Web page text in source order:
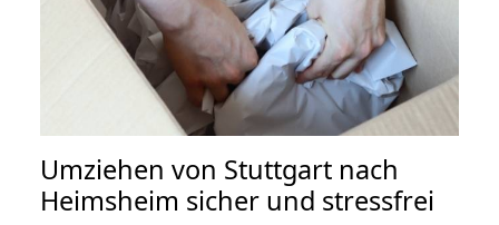
Umziehen von Stuttgart nach
Heimsheim sicher und stressfrei